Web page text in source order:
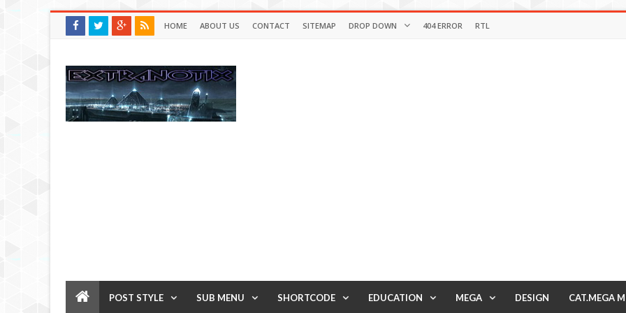
HOME ABOUT US CONTACT SITEMAP DROP DOWN 404 ERROR RTL
POST STYLE SUB MENU SHORTCODE EDUCATION MEGA DESIGN CAT.MEGA